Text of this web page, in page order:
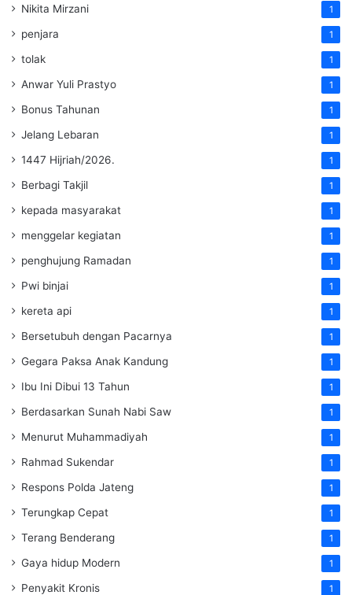
Nikita Mirzani 1
penjara 1
tolak 1
Anwar Yuli Prastyo 1
Bonus Tahunan 1
Jelang Lebaran 1
1447 Hijriah/2026. 1
Berbagi Takjil 1
kepada masyarakat 1
menggelar kegiatan 1
penghujung Ramadan 1
Pwi binjai 1
kereta api 1
Bersetubuh dengan Pacarnya 1
Gegara Paksa Anak Kandung 1
Ibu Ini Dibui 13 Tahun 1
Berdasarkan Sunah Nabi Saw 1
Menurut Muhammadiyah 1
Rahmad Sukendar 1
Respons Polda Jateng 1
Terungkap Cepat 1
Terang Benderang 1
Gaya hidup Modern 1
Penyakit Kronis 1